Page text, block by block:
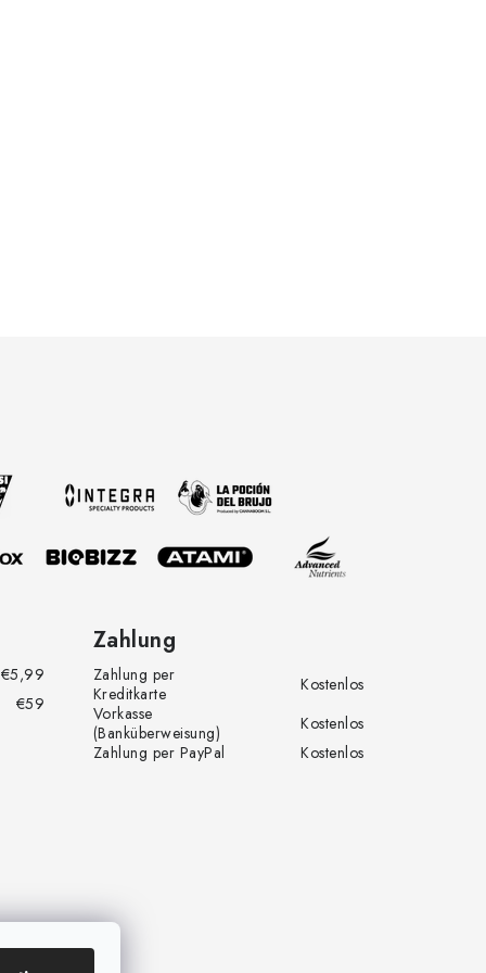
€5,99
€59
Zahlung
Zahlung per
Kreditkarte
Kostenlos
Vorkasse
(Banküberweisung)
Kostenlos
Zahlung per PayPal
Kostenlos